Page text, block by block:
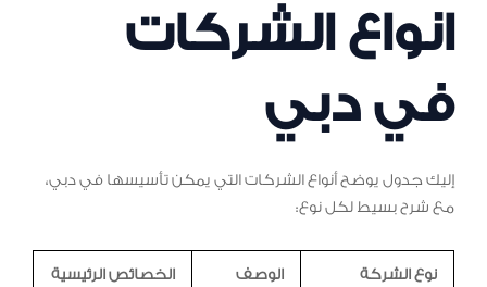
انواع الشركات
في دبي
إليك جدول يوضح أنواع الشركات التي يمكن تأسيسها في دبي،
مع شرح بسيط لكل نوع:
نوع الشركة الوصف الخصائص الرئيسية